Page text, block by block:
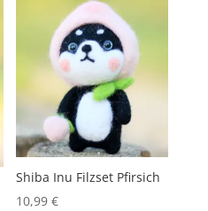
Shiba Inu Filzset Pfirsich
10,99€